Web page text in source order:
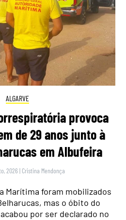
ALGARVE
provoca
de 29 anos junto à
em Albufeira
2026 | Cristina Mendonça
Marítima foram mobilizados
mas o óbito do
por ser declarado no